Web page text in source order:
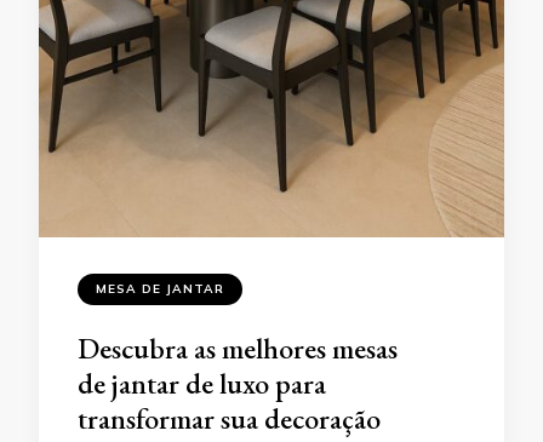
MESA DE JANTAR
Descubra as melhores mesas
de jantar de luxo para
transformar sua decoração